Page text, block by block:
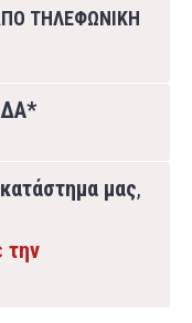
ΤΗΛΕΦΩΝΙΚΗ
μας,
την